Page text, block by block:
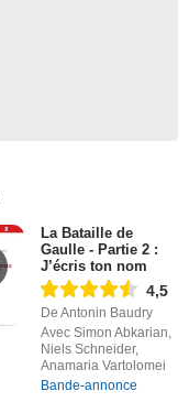
La Bataille de
Gaulle - Partie 2 :
J’écris ton nom
4,5
De Antonin Baudry
Avec Simon Abkarian,
Niels Schneider,
Anamaria Vartolomei
Bande-annonce